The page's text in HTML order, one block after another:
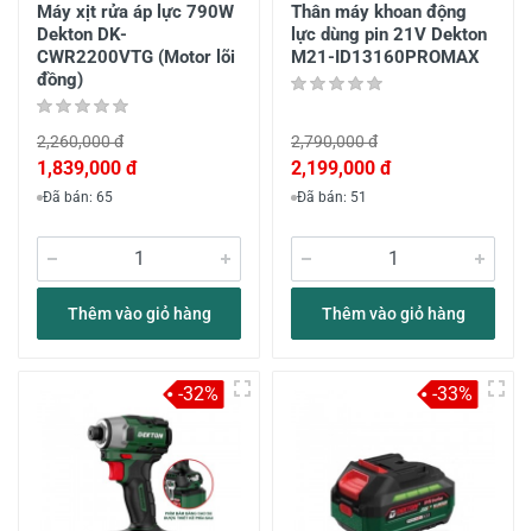
Máy xịt rửa áp lực 790W
Dekton DK-
CWR2200VTG (Motor lõi
đồng)
2,260,000 đ
1,839,000 đ
Đã bán: 65
Thêm vào giỏ hàng
Thân máy khoan động
lực dùng pin 21V Dekton
M21-ID13160PROMAX
2,790,000 đ
2,199,000 đ
Đã bán: 51
Thêm vào giỏ hàng
-32% -33%